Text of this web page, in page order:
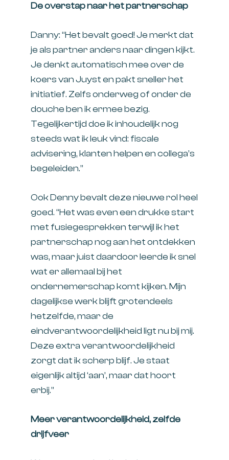
De overstap naar het partnerschap
Danny: “Het bevalt goed! Je merkt dat
je als partner anders naar dingen kijkt.
Je denkt automatisch mee over de
koers van Juyst en pakt sneller het
initiatief. Zelfs onderweg of onder de
douche ben ik ermee bezig.
Tegelijkertijd doe ik inhoudelijk nog
steeds wat ik leuk vind: fiscale
advisering, klanten helpen en collega’s
begeleiden.”
Ook Denny bevalt deze nieuwe rol heel
goed. “Het was even een drukke start
met fusiegesprekken terwijl ik het
partnerschap nog aan het ontdekken
was, maar juist daardoor leerde ik snel
wat er allemaal bij het
ondernemerschap komt kijken. Mijn
dagelijkse werk blijft grotendeels
hetzelfde, maar de
eindverantwoordelijkheid ligt nu bij mij.
Deze extra verantwoordelijkheid
zorgt dat ik scherp blijf. Je staat
eigenlijk altijd ‘aan’, maar dat hoort
erbij.”
Meer verantwoordelijkheid, zelfde
drijfveer